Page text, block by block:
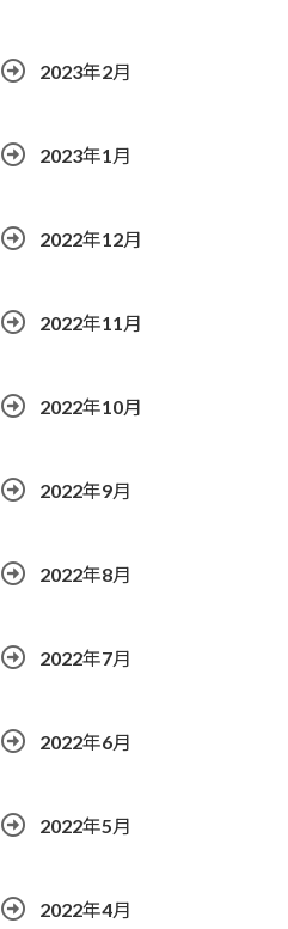
2023年2月
2023年1月
2022年12月
2022年11月
2022年10月
2022年9月
2022年8月
2022年7月
2022年6月
2022年5月
2022年4月